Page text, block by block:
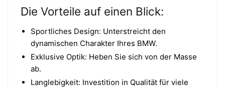
Die Vorteile auf einen Blick:
Sportliches Design: Unterstreicht den
dynamischen Charakter Ihres BMW.
Exklusive Optik: Heben Sie sich von der Masse
ab.
Langlebigkeit: Investition in Qualität für viele